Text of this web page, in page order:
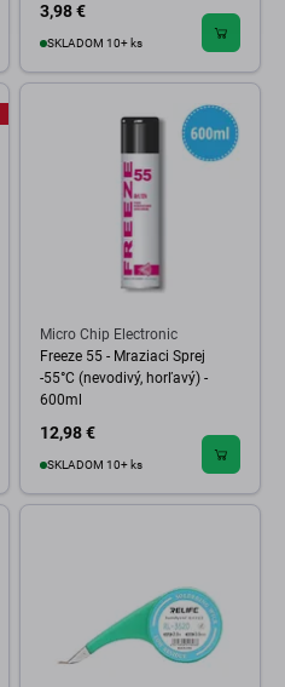
3,98 €
SKLADOM 10+ ks
Micro Chip Electronic
Freeze 55 - Mraziaci Sprej
-55°C (nevodivý, horľavý) -
600ml
12,98 €
SKLADOM 10+ ks